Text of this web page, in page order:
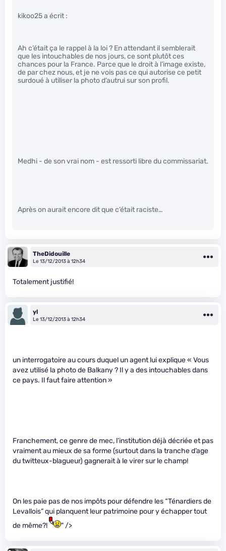
kikoo25 a écrit :
Ah c’était ça le rappel à la loi ? En attendant il semblerait
que les intouchables de nos jours, ce sont plutôt ces
chances pour la France. Parce que le droit à l’image existe,
de par chez nous, et je ne vois pas ce qui autorise ce petit
surdoué à utiliser la photo d’autrui sur son profil.
Medhi - de son vrai nom - est ressorti libre du commissariat.
Après on aurait encore dit que c’était raciste…
TheDidouille
Le 13/12/2013 à 12h34
Totalement justifié!
yl
Le 13/12/2013 à 12h34
un interrogatoire au cours duquel un agent lui explique « Vous
avez utilisé la photo de Balkany ? Il y a des intouchables dans
ce pays. Il faut faire attention »
Franchement, ce genre de mec, l’institution déjà décriée et pas
vraiment au mieux de sa forme (surtout dans la tranche d’age
du twitteux-blagueur) gagnerait à le virer sur le champ!
On les paie pas de nos impôts pour défendre les “Ténardiers de
Levallois” qui planquent leur patrimoine pour y échapper tout
de même?!
" />